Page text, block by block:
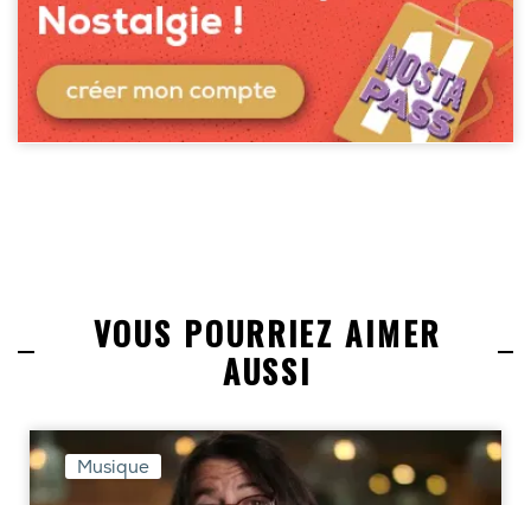
VOUS POURRIEZ AIMER
AUSSI
Musique